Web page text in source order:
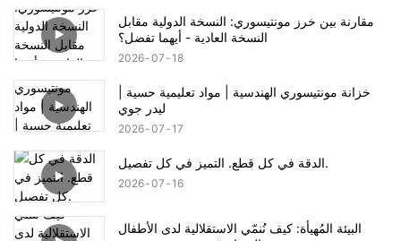
مقارنة بين خرز مونتيسوري: النسخة الدولية مقابل
النسخة العادية - أيهما تفضل؟
2026 07 18
خزانة مونتيسوري الهندسية | مواد تعليمية حسية |
ليدر جوي
2026 07 17
الدقة في كل قطع. التميز في كل تفصيل.
2026 07 16
البيئة المُهيأة: كيف نُنمّي الاستقلالية لدى الأطفال